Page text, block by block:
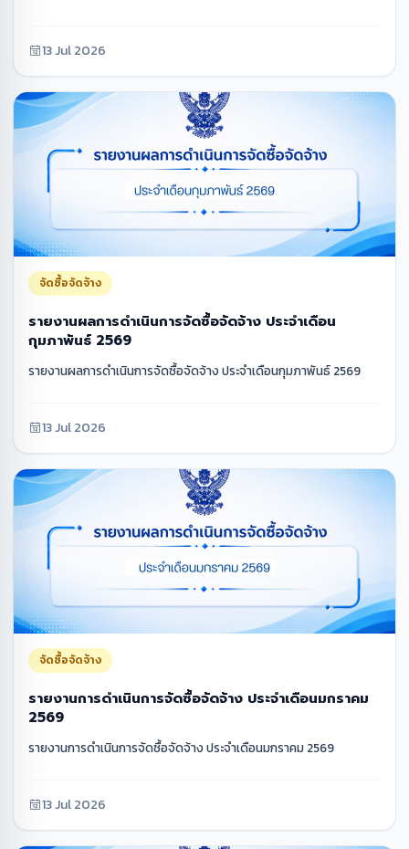
13 Jul 2026
จัดซื้อจัดจ้าง
รายงานผลการดำเนินการจัดซื้อจัดจ้าง ประจำเดือน
กุมภาพันธ์ 2569
รายงานผลการดำเนินการจัดซื้อจัดจ้าง ประจำเดือนกุมภาพันธ์ 2569
13 Jul 2026
จัดซื้อจัดจ้าง
รายงานการดำเนินการจัดซื้อจัดจ้าง ประจำเดือนมกราคม
2569
รายงานการดำเนินการจัดซื้อจัดจ้าง ประจำเดือนมกราคม 2569
13 Jul 2026